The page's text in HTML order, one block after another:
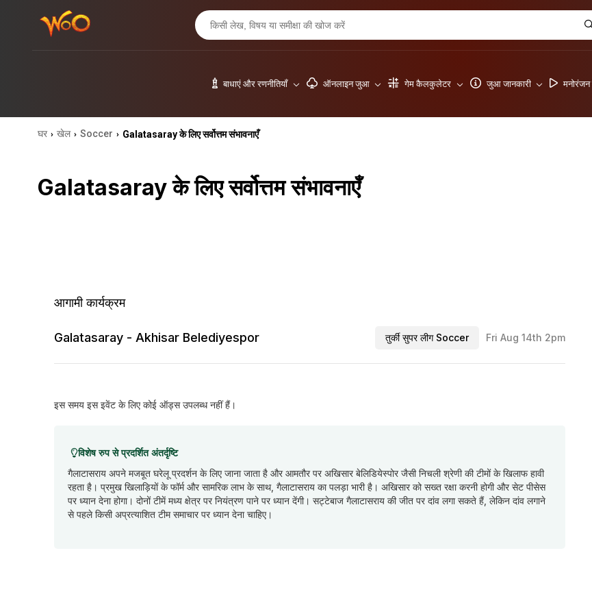
बाधाएं और रणनीतियाँ ऑनलाइन जुआ गेम कैलकुलेटर जुआ जानकारी
घर › खेल › Soccer › Galatasaray के लिए सर्वोत्तम संभावनाएँ
Galatasaray के लिए सर्वोत्तम संभावनाएँ
आगामी कार्यक्रम
Galatasaray - Akhisar Belediyespor तुर्की सुपर लीग Soccer Fri Aug 14th 2pm
इस समय इस इवेंट के लिए कोई ऑड्स उपलब्ध नहीं हैं।
विशेष रुप से प्रदर्शित अंतर्दृष्टि
गैलाटासराय अपने मजबूत घरेलू प्रदर्शन के लिए जाना जाता है और आमतौर पर अखिसार बेलिडियेस्पोर जैसी निचली श्रेणी की टीमों के खिलाफ हावी
रहता है। प्रमुख खिलाड़ियों के फॉर्म और सामरिक लाभ के साथ, गैलाटासराय का पलड़ा भारी है। अखिसार को सख्त रक्षा करनी होगी और सेट पीसेस
पर ध्यान देना होगा। दोनों टीमें मध्य क्षेत्र पर नियंत्रण पाने पर ध्यान देंगी। सट्टेबाज गैलाटासराय की जीत पर दांव लगा सकते हैं, लेकिन दांव लगाने
से पहले किसी अप्रत्याशित टीम समाचार पर ध्यान देना चाहिए।